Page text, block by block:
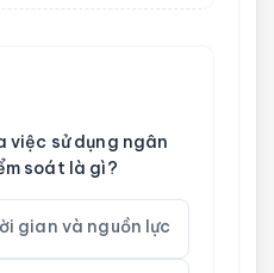
việc sử dụng ngân
soát là gì?
gian và nguồn lực